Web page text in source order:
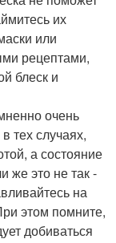
их
или
рецептами,
блеск и
очень
тех случаях,
а состояние
же это не так -
на
этом помните,
добиваться